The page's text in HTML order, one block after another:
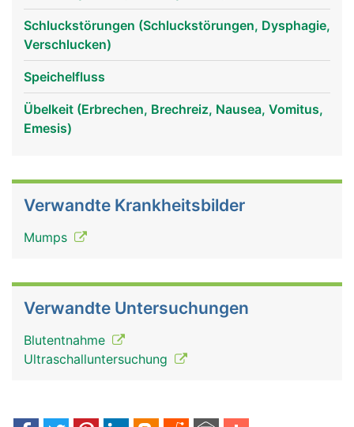
mundspeicheldrüsen
frau
mundspeicheldrüsen
mann
Schluckstörungen (Schluckstörungen, Dysphagie,
Verschlucken)
Speichelfluss
Übelkeit (Erbrechen, Brechreiz, Nausea, Vomitus,
Emesis)
Verwandte Krankheitsbilder
Mumps
Verwandte Untersuchungen
Blutentnahme
Ultraschalluntersuchung